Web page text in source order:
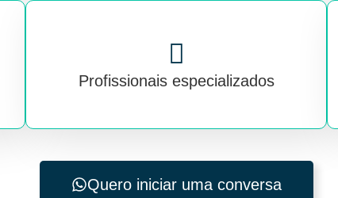
Profissionais especializados
Quero iniciar uma conversa